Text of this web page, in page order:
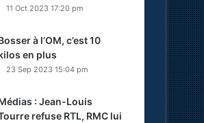
11 Oct 2023 17:20 pm
à l’OM, c’est 10
en plus
23 Sep 2023 15:04 pm
: Jean-Louis
refuse RTL, RMC lui